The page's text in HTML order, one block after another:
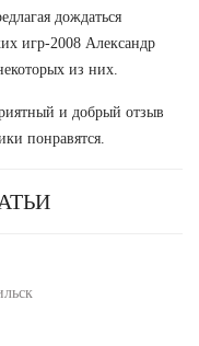
дождаться
игр-2008 Александр
из них.
и добрый отзыв
понравятся.